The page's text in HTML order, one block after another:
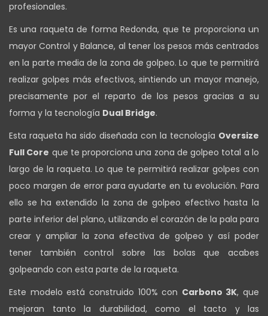
profesionales.
Es una raqueta de forma Redonda, que te proporciona un
mayor Control y Balance, al tener los pesos más centrados
en la parte media de la zona de golpeo. Lo que te permitirá
realizar golpes más efectivos, sintiendo un mayor manejo,
precisamente por el reparto de los pesos gracias a su
forma y la tecnología Dual Bridge.
Esta raqueta ha sido diseñada con la tecnología Oversize
Full Core que te proporciona una zona de golpeo total a lo
largo de la raqueta. Lo que te permitirá realizar golpes con
poco margen de error para ayudarte en tu evolución. Para
ello se ha extendido la zona de golpeo efectivo hasta la
parte inferior del plano, utilizando el corazón de la pala para
crear y ampliar la zona efectiva de golpeo y así poder
tener también control sobre las bolas que acabes
golpeando con esta parte de la raqueta.
Este modelo está construido 100% con Carbono 3K, que
mejoran tanto la durabilidad, como el tacto y las